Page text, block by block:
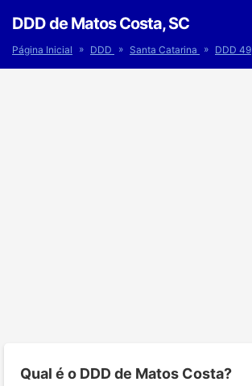
DDD de Matos Costa, SC
Página Inicial » DDD » Santa Catarina » DDD 49
Qual é o DDD de Matos Costa?